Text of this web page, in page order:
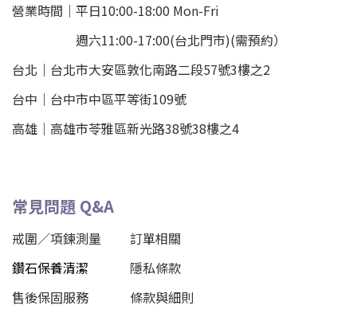
營業時間｜平日10:00-18:00 Mon-Fri
週六11:00-17:00(台北門市)(需預約）
台北 ｜ 台北市大安區敦化南路二段57號3樓之2
台中｜ 台中市中區平等街109號
高雄｜ 高雄市苓雅區新光路38號38樓之4
常見問題 Q&A
戒圍／項鍊測量
訂單相關
鑽石保養清潔
隱私條款
售後保固服務
條款與細則